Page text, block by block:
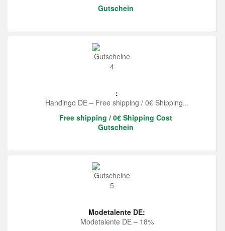
Gutschein
:
Handingo DE – Free shipping / 0€ Shipping...
Free shipping / 0€ Shipping Cost
Gutschein
Modetalente DE:
Modetalente DE – 18%